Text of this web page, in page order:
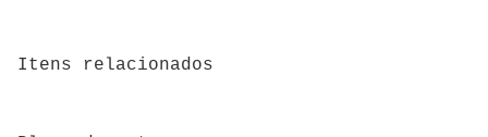
Itens relacionados